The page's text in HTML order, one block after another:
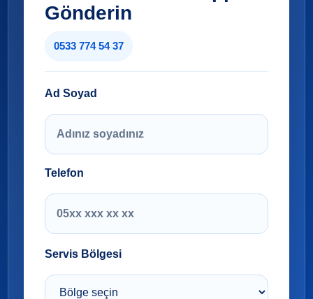
Gönderin
0533 774 54 37
Ad Soyad
Telefon
Servis Bölgesi